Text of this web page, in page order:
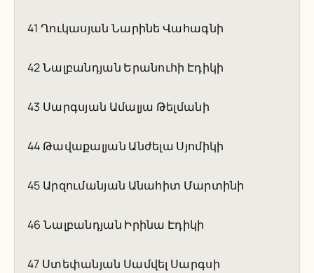
41 Ղուկասյան Նարինե Վահագնի
42 Նալբանդյան Երանուհի Էդիկի
43 Սարգսյան Ամալյա Թելմանի
44 Թավաքալյան Անժելա Սյոմիկի
45 Արզումանյան Անահիտ Մարտինի
46 Նալբանդյան Իրինա Էդիկի
47 Ստեփանյան Սամվել Սարգսի